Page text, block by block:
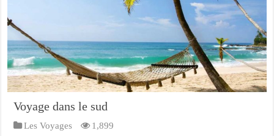
Voyage dans le sud
Les Voyages 1,899